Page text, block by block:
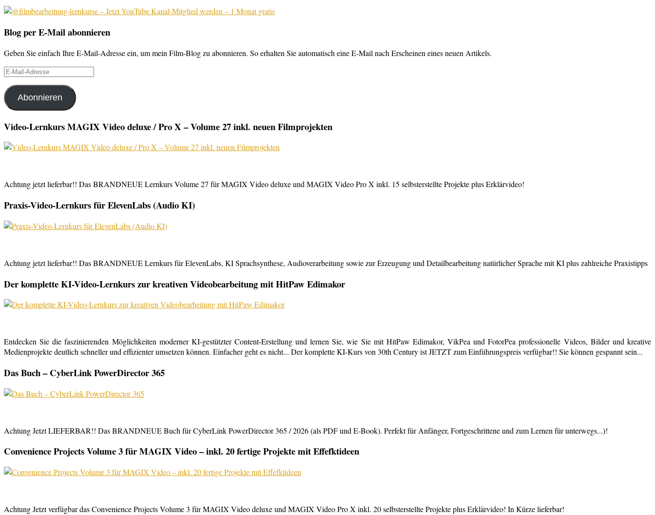
Blog per E-Mail abonnieren
Geben Sie einfach Ihre E-Mail-Adresse ein, um mein Film-Blog zu abonnieren. So erhalten Sie automatisch eine E-Mail nach Erscheinen eines neuen Artikels.
E-
Adresse
Abonnieren
Video-Lernkurs MAGIX Video deluxe / Pro X – Volume 27 inkl. neuen Filmprojekten
Achtung jetzt lieferbar!! Das BRANDNEUE Lernkurs Volume 27 für MAGIX Video deluxe und MAGIX Video Pro X inkl. 15 selbsterstellte Projekte plus Erklärvideo!
Praxis-Video-Lernkurs für ElevenLabs (Audio KI)
Achtung jetzt lieferbar!! Das BRANDNEUE Lernkurs für ElevenLabs, KI Sprachsynthese, Audioverarbeitung sowie zur Erzeugung und Detailbearbeitung natürlicher Sprache mit KI plus zahlreiche Praxistipps
Der komplette KI-Video-Lernkurs zur kreativen Videobearbeitung mit HitPaw Edimakor
Entdecken Sie die faszinierenden Möglichkeiten moderner KI-gestützter Content-Erstellung und lernen Sie, wie Sie mit HitPaw Edimakor, VikPea und FotorPea professionelle Videos, Bilder und kreative
Medienprojekte deutlich schneller und effizienter umsetzen können. Einfacher geht es nicht... Der komplette KI-Kurs von 30th Century ist JETZT zum Einführungspreis verfügbar!! Sie können gespannt sein...
Das Buch – CyberLink PowerDirector 365
Achtung Jetzt LIEFERBAR!! Das BRANDNEUE Buch für CyberLink PowerDirector 365 / 2026 (als PDF und E-Book). Perfekt für Anfänger, Fortgeschrittene und zum Lernen für unterwegs...)!
Convenience Projects Volume 3 für MAGIX Video – inkl. 20 fertige Projekte mit Effefktideen
Achtung Jetzt verfügbar das Convenience Projects Volume 3 für MAGIX Video deluxe und MAGIX Video Pro X inkl. 20 selbsterstellte Projekte plus Erklärvideo! In Kürze lieferbar!